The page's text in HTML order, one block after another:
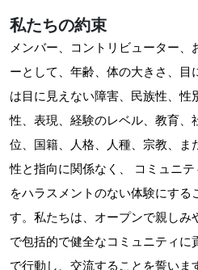
私たちの約束
メンバー、コントリビューター、
ーとして、年齢、体の大きさ、目
は目に見えない障害、民族性、性
性、表現、経験のレベル、教育、
位、国籍、人格、人種、宗教、ま
性と指向に関係なく、 コミュニ
をハラスメントのない体験にする
す。私たちは、オープンで親しみ
で包括的で健全なコミュニティに
で行動し、交流することを誓いま